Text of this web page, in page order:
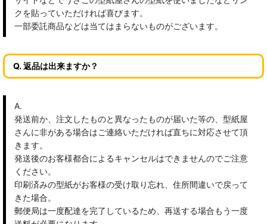
クを貼っていただければ喜びます。
一部委託商品などは当てはまらないものがございます。
Q. 返品は出来ますか？
A.
発送前か、注文したものと異なったものが届いた等の、型紙屋
さんに非がある場合はご連絡いただければ直ちに対応させて頂
きます。
発送後のお客様都合によるキャンセルはできませんのでご注意
ください。
印刷済みの型紙がお客様の受け取り忘れ、住所間違いで戻って
きた場合。
郵便局は一度配達を完了しているため、再送する場合もう一度